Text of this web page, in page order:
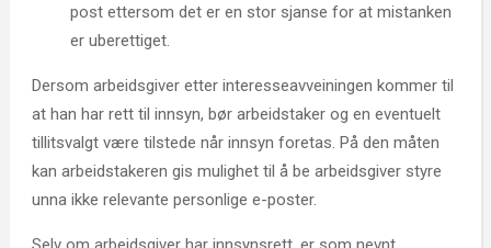
post ettersom det er en stor sjanse for at mistanken
er uberettiget.
Dersom arbeidsgiver etter interesseavveiningen kommer til
at han har rett til innsyn, bør arbeidstaker og en eventuelt
tillitsvalgt være tilstede når innsyn foretas. På den måten
kan arbeidstakeren gis mulighet til å be arbeidsgiver styre
unna ikke relevante personlige e-poster.